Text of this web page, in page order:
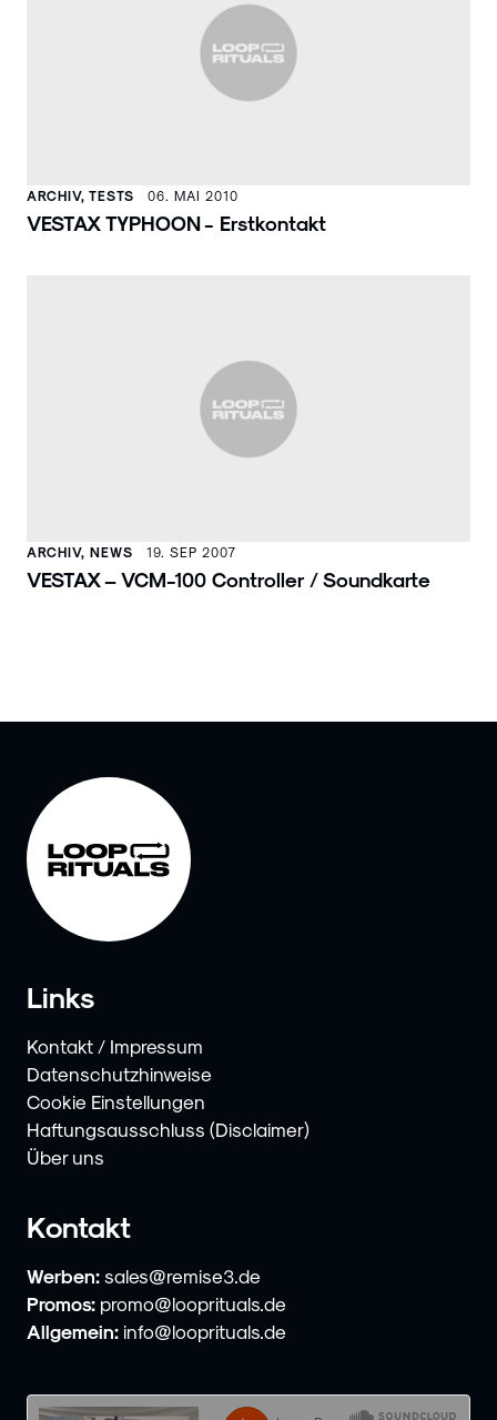
ARCHIV, TESTS 06. MAI 2010
VESTAX TYPHOON - Erstkontakt
ARCHIV, NEWS 19. SEP 2007
VESTAX – VCM-100 Controller / Soundkarte
Links
Kontakt / Impressum
Datenschutzhinweise
Cookie Einstellungen
Haftungsausschluss (Disclaimer)
Über uns
Kontakt
Werben: sales@remise3.de
Promos: promo@looprituals.de
Allgemein: info@looprituals.de